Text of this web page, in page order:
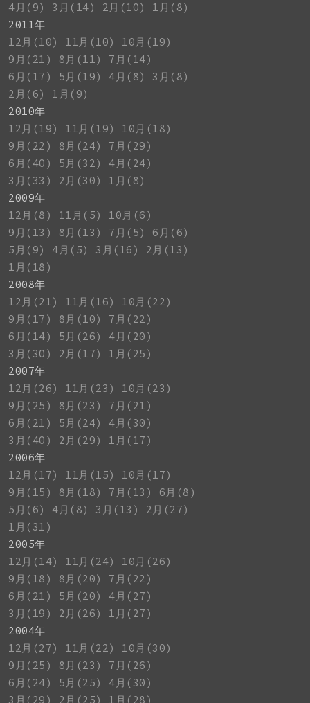
4月(9)
3月(14) 2月(10)
1月(8)
2011年
12月(10)
11月(10)
10月(19)
9月(21)
8月(11)
7月(14)
6月(17)
5月(19) 4月(8)
3月(8)
2月(6)
1月(9)
2010年
12月(19)
11月(19)
10月(18)
9月(22)
8月(24)
7月(29)
6月(40)
5月(32)
4月(24)
3月(33)
2月(30)
1月(8)
2009年
12月(8)
11月(5)
10月(6)
9月(13)
8月(13) 7月(5)
6月(6)
5月(9)
4月(5) 3月(16)
2月(13)
1月(18)
2008年
12月(21)
11月(16)
10月(22)
9月(17)
8月(10)
7月(22)
6月(14)
5月(26)
4月(20)
3月(30)
2月(17)
1月(25)
2007年
12月(26)
11月(23)
10月(23)
9月(25)
8月(23)
7月(21)
6月(21)
5月(24)
4月(30)
3月(40)
2月(29)
1月(17)
2006年
12月(17)
11月(15)
10月(17)
9月(15)
8月(18) 7月(13)
6月(8)
5月(6)
4月(8) 3月(13)
2月(27)
1月(31)
2005年
12月(14)
11月(24)
10月(26)
9月(18)
8月(20)
7月(22)
6月(21)
5月(20)
4月(27)
3月(19)
2月(26)
1月(27)
2004年
12月(27)
11月(22)
10月(30)
9月(25)
8月(23)
7月(26)
6月(24)
5月(25)
4月(30)
3月(29)
2月(25) 1月(28)